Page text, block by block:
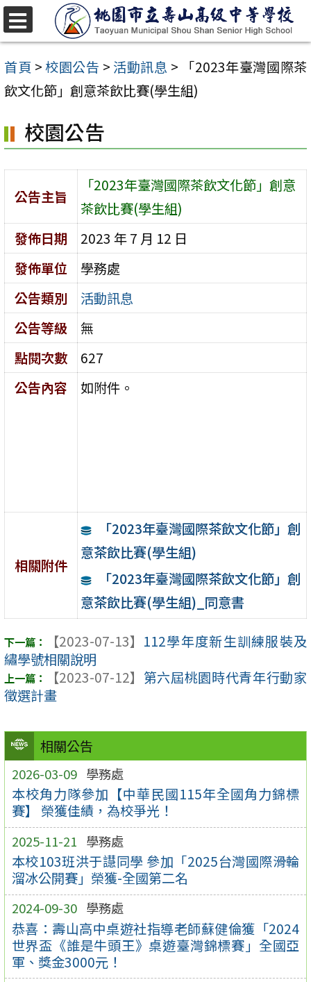
跳
至
主
要
容
區
首頁 >校園公告 > 活動訊息 >
「2023年臺灣國際茶
飲文化節」創意茶飲比賽(學生組)
相關公告
2026-03-09 學務處
本校角力隊參加【中華民國115年全國角力錦標
賽】 榮獲佳績，為校爭光！
2025-11-21 學務處
本校103班洪于譿同學 參加「2025台灣國際滑輪
溜冰公開賽」榮獲-全國第二名
2024-09-30 學務處
恭喜：壽山高中桌遊社指導老師蘇健倫獲「2024
世界盃《誰是牛頭王》桌遊臺灣錦標賽」全國亞
軍、獎金3000元！
校園公告
公告主旨
「2023年臺灣國際茶飲文化節」創意
茶飲比賽(學生組)
發佈日期
2023 年 7 月 12 日
發佈單位
學務處
公告類別
活動訊息
公告等級
無
點閱次數
627
公告內容
如附件。
相關附件
「2023年臺灣國際茶飲文化節」創
意茶飲比賽(學生組)
「2023年臺灣國際茶飲文化節」創
意茶飲比賽(學生組)_同意書
【2023-07-13】 112學年度新生訓練服裝及
繡學號相關說明
【2023-07-12】 第六屆桃園時代青年行動家
徵選計畫
選
單